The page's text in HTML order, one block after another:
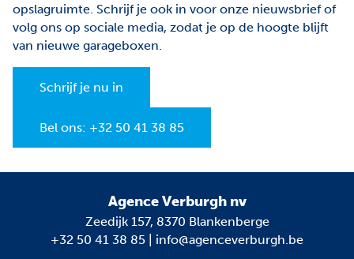
opslagruimte. Schrijf je ook in voor onze nieuwsbrief of
volg ons op sociale media, zodat je op de hoogte blijft
van nieuwe garageboxen.
Schrijf je nu in
Bel ons: +32 50 41 38 85
Agence Verburgh nv
Zeedijk 157, 8370 Blankenberge
+32 50 41 38 85
info@agenceverburgh.be